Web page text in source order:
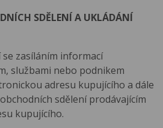
SDĚLENÍ A UKLÁDÁNÍ
se zasíláním informací
službami nebo podnikem
adresu kupujícího a dále
sdělení prodávajícím
kupujícího.